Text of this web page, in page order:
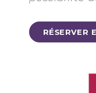
RÉSERVER